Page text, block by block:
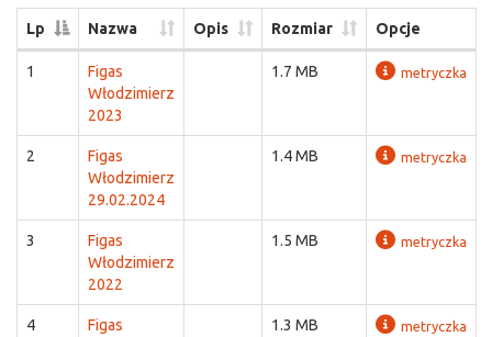
Lp Nazwa Opis Rozmiar Opcje
1
Figas
Włodzimierz
2023
1.7 MB metryczka
2
Figas
Włodzimierz
29.02.2024
1.4 MB metryczka
3
Figas
Włodzimierz
2022
1.5 MB metryczka
4
Figas
1.3 MB metryczka